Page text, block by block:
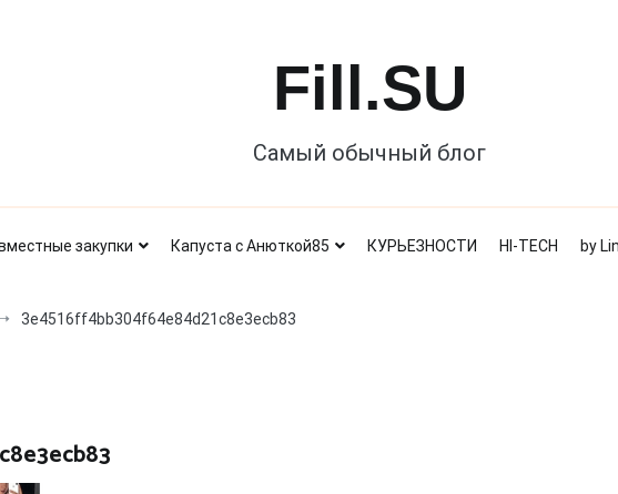
Fill.SU
Самый обычный блог
закупки Капуста с Анюткой85 КУРЬЕЗНОСТИ HI-TECH by
3e4516ff4bb304f64e84d21c8e3ecb83